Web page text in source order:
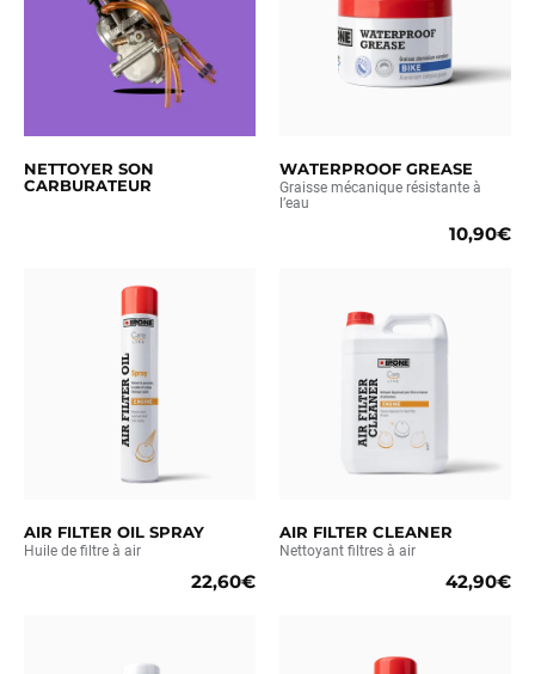
NETTOYER SON
CARBURATEUR
WATERPROOF GREASE
Graisse mécanique résistante à
l’eau
10,90€
AIR FILTER OIL SPRAY
Huile de filtre à air
22,60€
AIR FILTER CLEANER
Nettoyant filtres à air
42,90€